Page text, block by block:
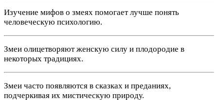
Изучение мифов о змеях помогает лучше понять
человеческую психологию.
Змеи олицетворяют женскую силу и плодородие в
некоторых традициях.
Змеи часто появляются в сказках и преданиях,
подчеркивая их мистическую природу.